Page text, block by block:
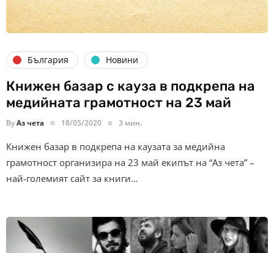
България Новини
Книжен базар с кауза в подкрепа на
медийната грамотност на 23 май
ByАз чета 18/05/2020 3 мин.
Книжен базар в подкрепа на каузата за медийна
грамотност организира на 23 май екипът на “Аз чета” –
най-големият сайт за книги…